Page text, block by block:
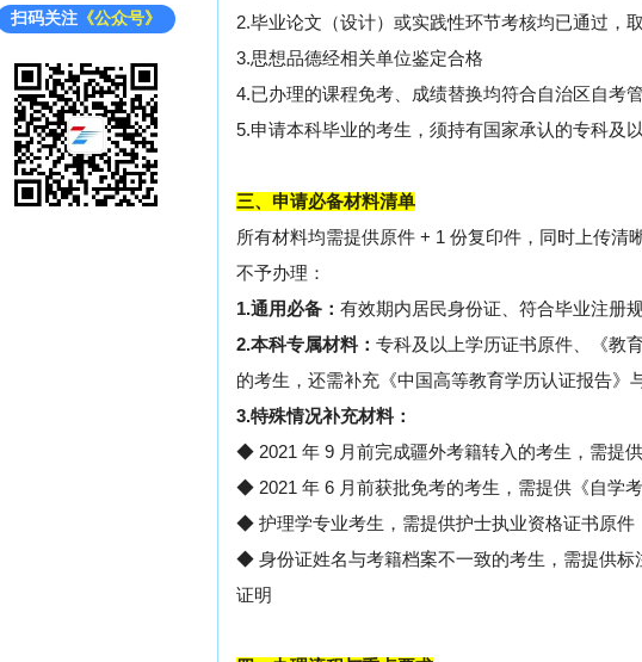
扫码关注 《公众号》
2.毕业论文（设计）或实践性环节考核均已通过，
3.思想品德经相关单位鉴定合格
4.已办理的课程免考、成绩替换均符合自治区自考
5.申请本科毕业的考生，须持有国家承认的专科及
三、申请必备材料清单
所有材料均需提供原件 + 1 份复印件，同时上传
不予办理：
1.通用必备： 有效期内居民身份证、符合毕业注册
2.本科专属材料： 专科及以上学历证书原件、《教
的考生，还需补充《中国高等教育学历认证报告》
3.特殊情况补充材料：
◆ 2021 年 9 月前完成疆外考籍转入的考生，需提
◆ 2021 年 6 月前获批免考的考生，需提供《自学
◆ 护理学专业考生，需提供护士执业资格证书原件
◆ 身份证姓名与考籍档案不一致的考生，需提供
证明